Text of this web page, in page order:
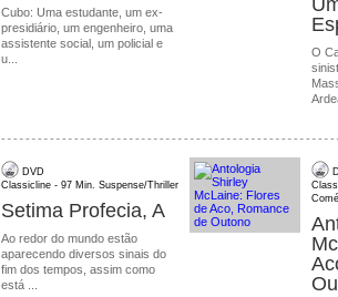
Cubo: Uma estudante, um ex-
presidiário, um engenheiro, uma
assistente social, um policial e
u...
O
DVD
Classicline - 97 Min. Suspense/Thriller
Setima Profecia, A
Ao redor do mundo estão
aparecendo diversos sinais do
fim dos tempos, assim como
está ...